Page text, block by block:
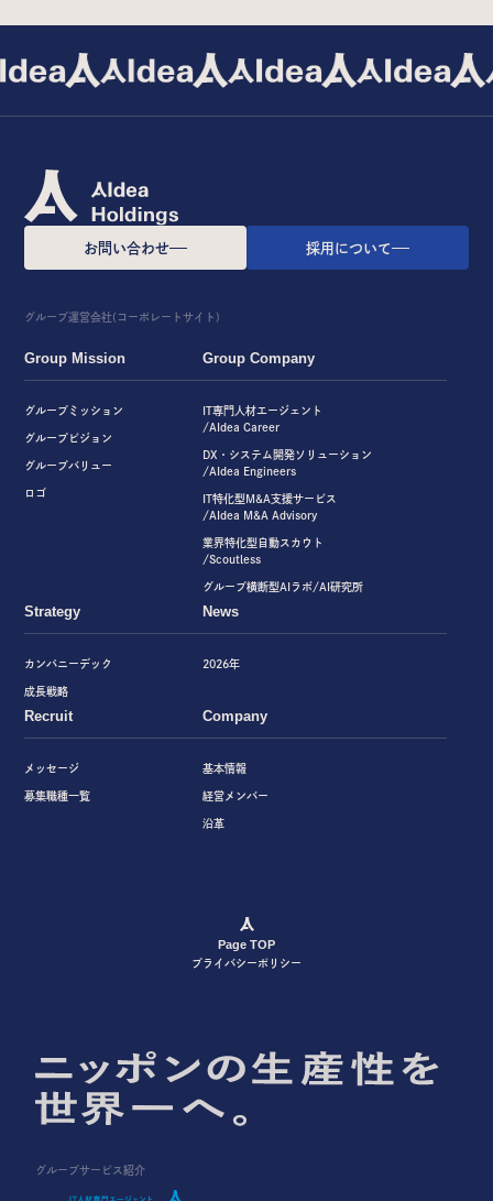
り
お問い合わせ 採用について
グループ運営会社(コーポレートサイト)
Group Mission
グループミッション
グループビジョン
グループバリュー
ロゴ
Group Company
IT専門人材エージェント
/AIdea Career
DX・システム開発ソリューション
/AIdea Engineers
IT特化型M&A支援サービス
/AIdea M&A Advisory
業界特化型自動スカウト
/Scoutless
グループ横断型AIラボ/AI研究所
Strategy
カンパニーデック
成長戦略
News
2026年
Recruit
メッセージ
募集職種一覧
Company
基本情報
経営メンバー
沿革
プライバシーポリシー
Page TOP
グループサービス紹介